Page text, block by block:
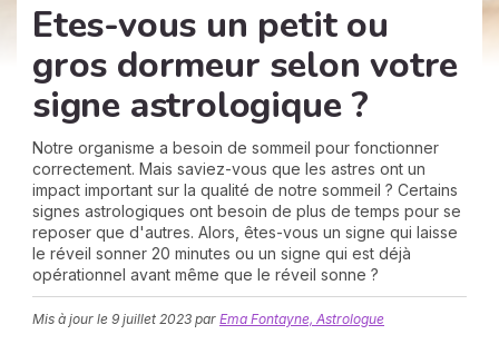
Etes-vous un petit ou
gros dormeur selon votre
signe astrologique ?
Notre organisme a besoin de sommeil pour fonctionner
correctement. Mais saviez-vous que les astres ont un
impact important sur la qualité de notre sommeil ? Certains
signes astrologiques ont besoin de plus de temps pour se
reposer que d'autres. Alors, êtes-vous un signe qui laisse
le réveil sonner 20 minutes ou un signe qui est déjà
opérationnel avant même que le réveil sonne ?
Mis à jour le 9 juillet 2023 par Ema Fontayne, Astrologue